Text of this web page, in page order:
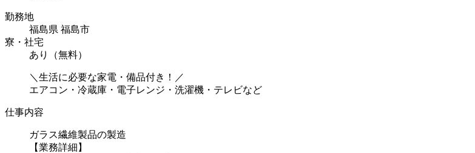
勤務地
福島県 福島市
寮・社宅
あり（無料）
＼生活に必要な家電・備品付き！／
エアコン・冷蔵庫・電子レンジ・洗濯機・テレビなど
仕事内容
ガラス繊維製品の製造
【業務詳細】